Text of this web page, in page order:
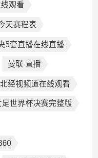
观看
天赛程表
5套直播在线直播
曼联 直播
经视频道在线观看
足世界杯决赛完整版